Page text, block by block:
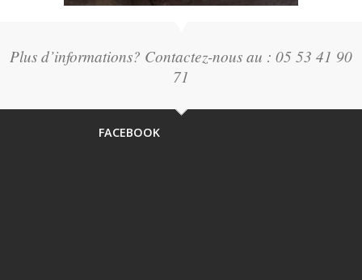
Plus d’informations? Contactez-nous au : 05 53 41 90
71
FACEBOOK